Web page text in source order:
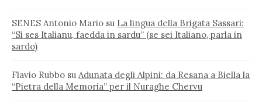
SENES Antonio Mario su La lingua della Brigata Sassari:
“Si ses Italianu, faedda in sardu” (se sei Italiano, parla in
sardo)
Flavio Rubbo su Adunata degli Alpini: da Resana a Biella la
“Pietra della Memoria” per il Nuraghe Chervu